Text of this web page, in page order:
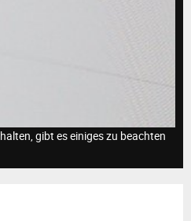
gibt es einiges zu beachten